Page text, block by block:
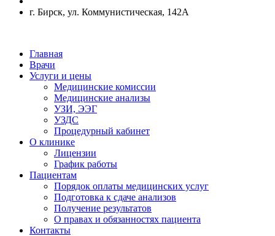
г. Бирск, ул. Коммунистическая, 142А
Главная
Врачи
Услуги и цены
Медицинские комиссии
Медицинские анализы
УЗИ, ЭЭГ
УЗДС
Процедурный кабинет
О клинике
Лицензии
График работы
Пациентам
Порядок оплаты медицинских услуг
Подготовка к сдаче анализов
Получение результатов
О правах и обязанностях пациента
Контакты